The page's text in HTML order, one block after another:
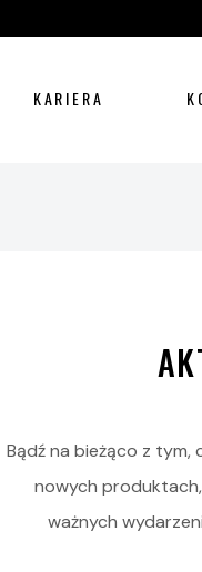
KARIERA
Bądź na bieżąco z tym,
nowych
ważnych